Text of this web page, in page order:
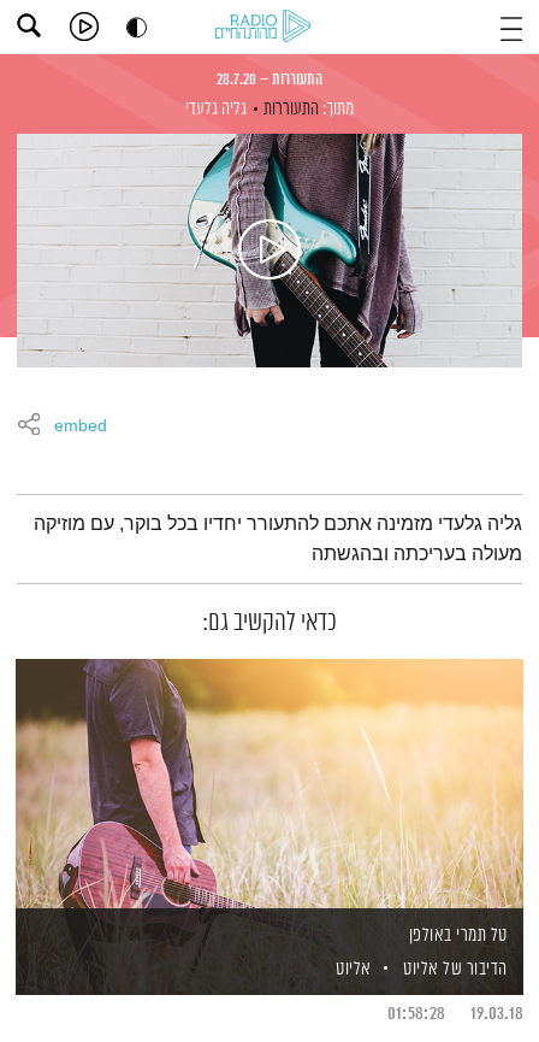
התעוררות – 28.7.20
מתוך: התעוררות גליה גלעדי
embed
תמצית הפודקאסט
גליה גלעדי מזמינה אתכם להתעורר יחדיו בכל בוקר, עם מוזיקה
מעולה בעריכתה ובהגשתה
כדאי להקשיב גם:
טל תמרי באולפן
הדיבור של אליוט
אליוט
19.03.18
01:58:28